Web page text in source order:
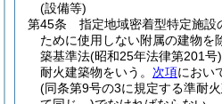
(設備等)
第45条
指定地域密着型特定施設
ために使用しない附属の建物を
築基準法(昭和25年法律第201号)
耐火建築物をいう。 次項におい
(同条第9号の3に規定する準耐火